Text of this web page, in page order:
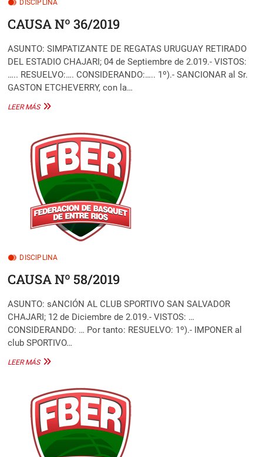
DISCIPLINA
CAUSA Nº 36/2019
ASUNTO: SIMPATIZANTE DE REGATAS URUGUAY RETIRADO
DEL ESTADIO CHAJARI; 04 de Septiembre de 2.019.- VISTOS:
….. RESUELVO:…. CONSIDERANDO:….. 1º).- SANCIONAR al Sr.
GASTON ETCHEVERRY, con la…
LEER MÁSCAUSA
DISCIPLINA
CAUSA Nº 58/2019
ASUNTO: sANCIÓN AL CLUB SPORTIVO SAN SALVADOR
CHAJARI; 12 de Diciembre de 2.019.- VISTOS: …
CONSIDERANDO: … Por tanto: RESUELVO: 1º).- IMPONER al
club SPORTIVO…
LEER MÁSCAUSA